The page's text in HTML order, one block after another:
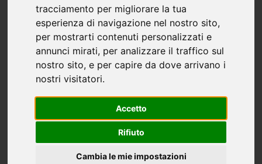
tracciamento per migliorare la tua
esperienza di navigazione nel nostro sito,
per mostrarti contenuti personalizzati e
annunci mirati, per analizzare il traffico sul
nostro sito, e per capire da dove arrivano i
nostri visitatori.
Accetto
Rifiuto
Cambia le mie impostazioni